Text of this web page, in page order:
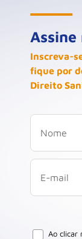
Inscreva-
fique por
Direito
Ao clicar